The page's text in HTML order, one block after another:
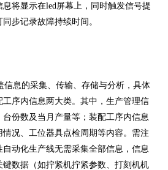
将显示在led屏幕上，同时触发信号提
步记录故障持续时间。
息的采集、传输、存储与分析，具体
序内信息两大类。其中，生产管理信
份数及当月产量等；装配工序内信息
况、工位器具点检周期等内容。需注
动化生产线无需采集全部信息，信息
数据（如拧紧机拧紧参数、打刻机机